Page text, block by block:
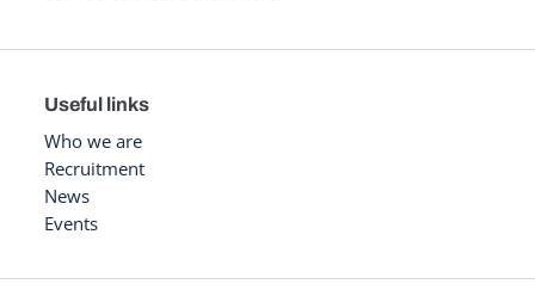
Useful links
Who we are
Recruitment
News
Events